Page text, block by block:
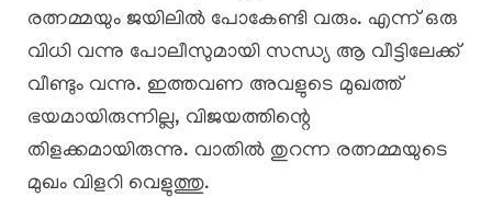
രത്നമ്മയും ജയിലിൽ പോകേണ്ടി വരും. എന്ന് ഒരു
വിധി വന്നു പോലീസുമായി സന്ധ്യ ആ വീട്ടിലേക്ക്
വീണ്ടും വന്നു. ഇത്തവണ അവളുടെ മുഖത്ത്
ഭയമായിരുന്നില്ല, വിജയത്തിന്റെ
തിളക്കമായിരുന്നു. വാതിൽ തുറന്ന രത്നമ്മയുടെ
മുഖം വിളറി വെളുത്തു.